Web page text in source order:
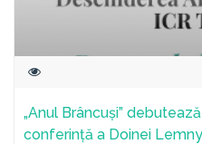
„Anul Brâncuși”
conferință a Doinei Lemny